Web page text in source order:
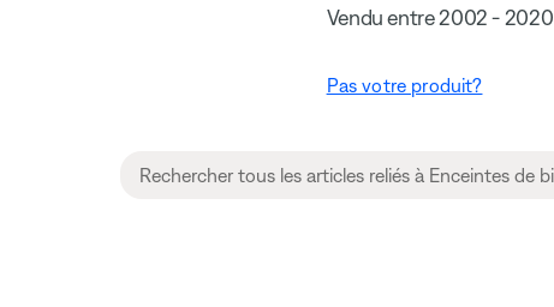
Vendu entre 2002 - 2020
Pas votre produit?